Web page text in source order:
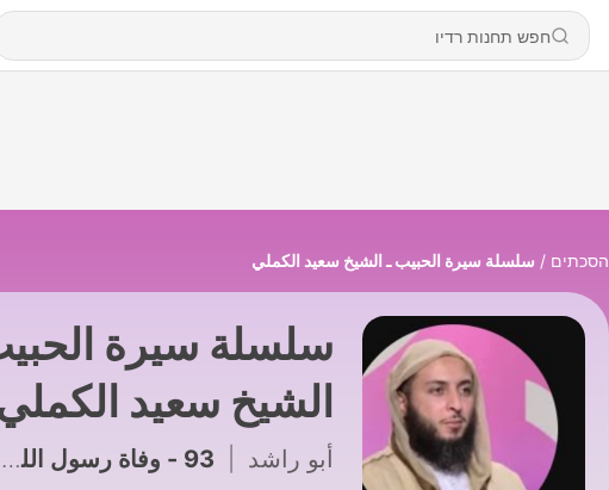
הסכתים سلسلة سيرة الحبيب ـ الشيخ سعيد الكملي
سلسلة سيرة
الشيخ سعيد
أبو راشد 93 - وفاة رسول الله ﷺ.. حين أظلم من المدينة كل شيء